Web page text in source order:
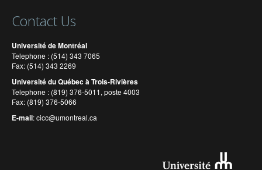
Contact Us
Université de Montréal
Telephone : (514) 343 7065
Fax: (514) 343 2269
Université du Québec à Trois-Rivières
Telephone : (819) 376-5011, poste 4003
Fax: (819) 376-5066
E-mail:cicc@umontreal.ca